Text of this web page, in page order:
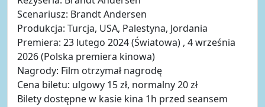
Scenariusz: Brandt Andersen
Produkcja: Turcja, USA, Palestyna, Jordania
Premiera: 23 lutego 2024 (Światowa) , 4 września
2026 (Polska premiera kinowa)
Nagrody: Film otrzymał nagrodę
Cena biletu: ulgowy 15 zł, normalny 20 zł
Bilety dostępne w kasie kina 1h przed seansem